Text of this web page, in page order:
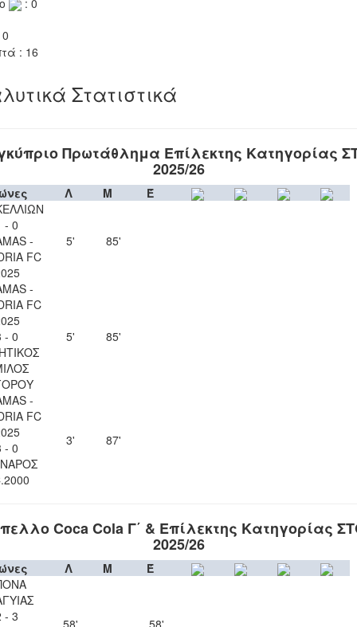
: 16
Στατιστικά
Πρωτάθλημα Επίλεκτης Κατηγορίας
2025/26
Λ Μ
Έ
- 0
-
FC
5' 85'
-
FC
- 0
5' 85'
-
FC
- 0
3' 87'
Coca Cola Γ΄ & Επίλεκτης Κατηγορίας
2025/26
Λ Μ
Έ
- 3
58' 58'